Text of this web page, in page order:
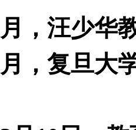
月，汪少华
月，复旦大